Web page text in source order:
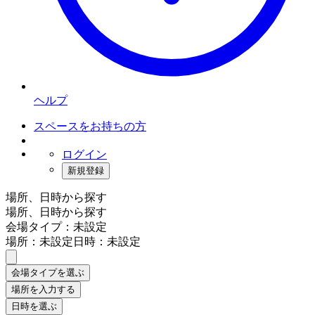
ヘルプ
スペースをお持ちの方
ログイン
新規登録
場所、日時から探す
場所、日時から探す
会場タイプ：未設定
場所：未設定日時：未設定
会場タイプを選ぶ
場所を入力する
日時を選ぶ